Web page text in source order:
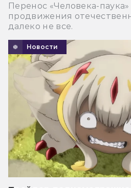
Перенос «Человека-
продвижения
далеко не все.
Новости